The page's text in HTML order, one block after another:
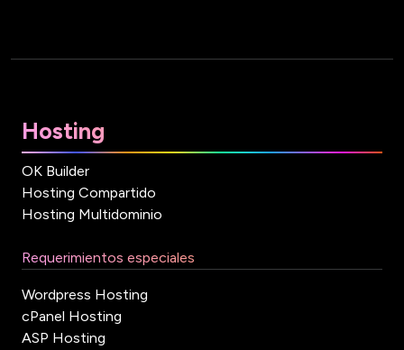
Hosting
OK Builder
Hosting Compartido
Hosting Multidominio
Requerimientos especiales
Wordpress Hosting
cPanel Hosting
ASP Hosting